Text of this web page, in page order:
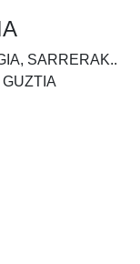
SARRERAK..